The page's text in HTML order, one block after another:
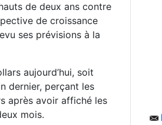
de deux ans contre
de croissance
ses prévisions à la
aujourd’hui, soit
dernier, perçant les
après avoir affiché les
mois.